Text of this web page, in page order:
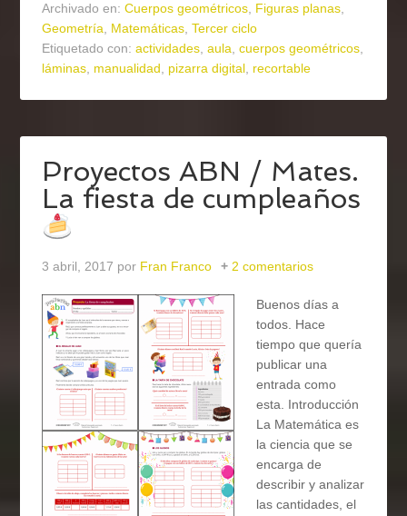
Archivado en:Cuerpos geométricos Figuras planas
Geometría
Matemáticas ,Tercer ciclo
Etiquetado con:actividades ,aula ,cuerpos geométricos
láminas manualidad pizarra digital recortable
Proyectos ABN / Mates.
La fiesta de cumpleaños
3 abril, 2017 por Fran Franco 2 comentarios
Buenos días a
todos. Hace
tiempo que quería
publicar una
entrada como
esta. Introducción
La Matemática es
la ciencia que se
encarga de
describir y analizar
las cantidades, el